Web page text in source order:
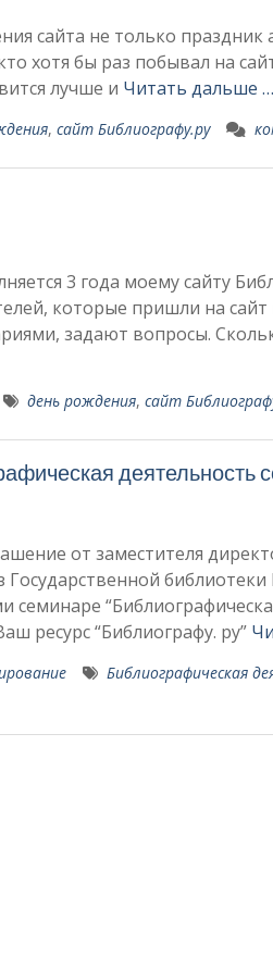
сайта не только праздник
хотя бы раз побывал на
лучше и Читать дальше …
, сайт Библиографу.ру
3 года моему сайту
которые пришли на сайт
задают вопросы.
день рождения, сайт
деятельность
от заместителя
Государственной
семинаре
ресурс “Библиографу. ру”
Библиографическая